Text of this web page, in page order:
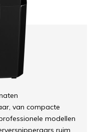
van compacte
modellen
ruim